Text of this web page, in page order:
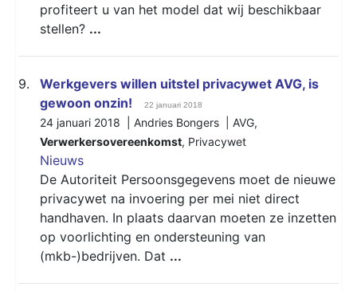
profiteert u van het model dat wij beschikbaar
stellen? ...
9.
Werkgevers willen uitstel privacywet AVG, is
gewoon onzin!
22 januari 2018
24 januari 2018 | Andries Bongers | AVG,
Verwerkersovereenkomst, Privacywet
Nieuws
De Autoriteit Persoonsgegevens moet de nieuwe
privacywet na invoering per mei niet direct
handhaven. In plaats daarvan moeten ze inzetten
op voorlichting en ondersteuning van
(mkb-)bedrijven. Dat ...